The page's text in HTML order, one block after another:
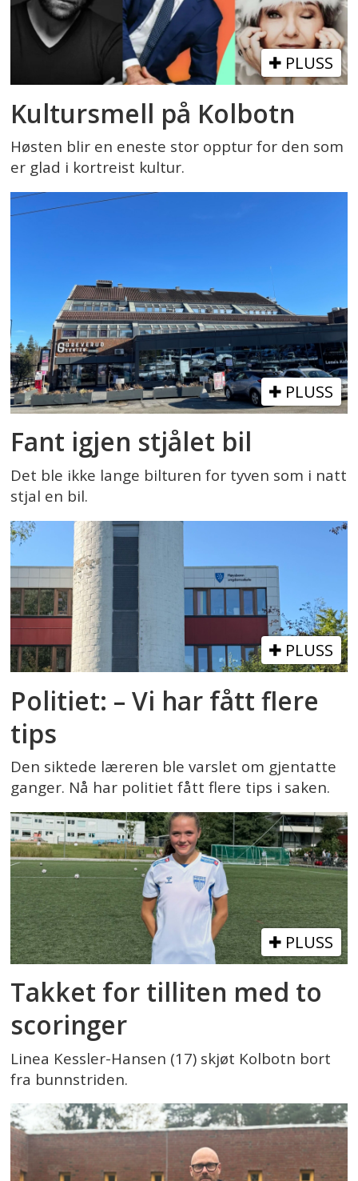
PLUSS
Kultursmell på Kolbotn
Høsten blir en eneste stor opptur for den som
er glad i kortreist kultur.
PLUSS
Fant igjen stjålet bil
Det ble ikke lange bilturen for tyven som i natt
stjal en bil.
PLUSS
Politiet: – Vi har fått flere
tips
Den siktede læreren ble varslet om gjentatte
ganger. Nå har politiet fått flere tips i saken.
PLUSS
Takket for tilliten med to
scoringer
Linea Kessler-Hansen (17) skjøt Kolbotn bort
fra bunnstriden.